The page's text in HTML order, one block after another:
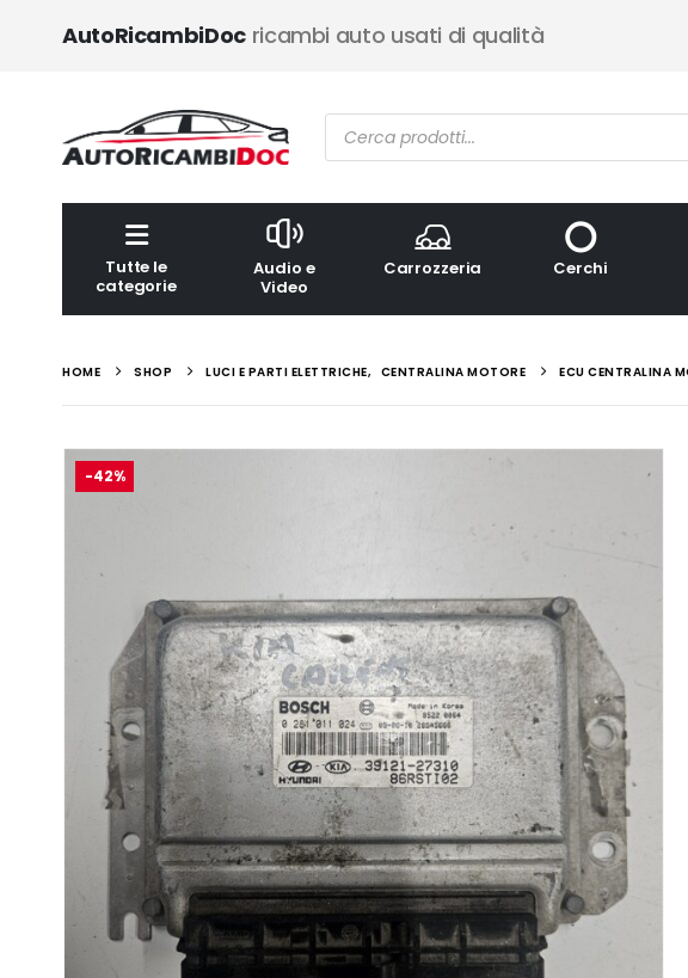
AutoRicambiDocricambi auto usati di qualità
Ricerca
prodotti
Tutte le
categorie
Audio e
Video
Carrozzeria Cerchi
HOME SHOP LUCI E PARTI ELETTRICHE, CENTRALINA MOTORE ECU CENTRALINA
-42%